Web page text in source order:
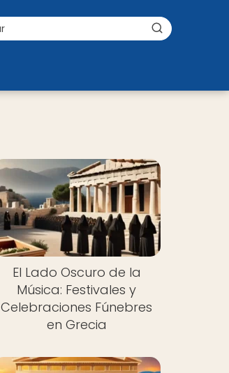
El Lado Oscuro de la
Música: Festivales y
Celebraciones Fúnebres
en Grecia